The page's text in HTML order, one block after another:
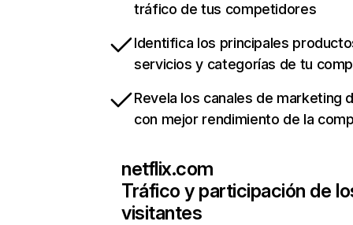
tráfico de tus competidores
Identifica los principales
servicios y categorías de tu
Revela los canales de marketing
con mejor rendimiento de la
netflix.com
Tráfico y participación de
visitantes